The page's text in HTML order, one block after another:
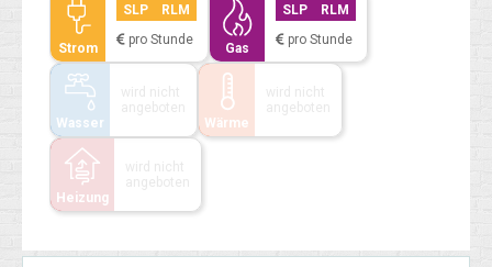
Strom
SLP
RLM
pro Stunde
Gas
SLP
RLM
pro Stunde
Wasser
Wärme
Heizung